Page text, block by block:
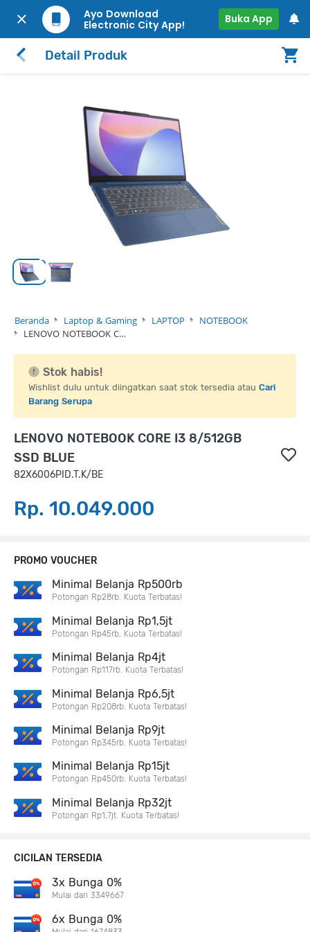
Ayo Download
Electronic City App!
Buka App
Detail Produk
Beranda Laptop & Gaming LAPTOP
NOTEBOOK
LENOVO NOTEBOOK C…
Stok habis!
Wishlist dulu untuk diingatkan saat stok tersedia atau Cari
Barang Serupa
LENOVO NOTEBOOK CORE I3 8/512GB
SSD BLUE
82X6006PID.T.K/BE
Rp. 10.049.000
PROMO VOUCHER
Minimal Belanja Rp500rb
Potongan Rp28rb. Kuota Terbatas!
Minimal Belanja Rp1,5jt
Potongan Rp45rb. Kuota Terbatas!
Minimal Belanja Rp4jt
Potongan Rp117rb. Kuota Terbatas!
Minimal Belanja Rp6,5jt
Potongan Rp208rb. Kuota Terbatas!
Minimal Belanja Rp9jt
Potongan Rp345rb. Kuota Terbatas!
Minimal Belanja Rp15jt
Potongan Rp450rb. Kuota Terbatas!
Minimal Belanja Rp32jt
Potongan Rp1,7jt. Kuota Terbatas!
CICILAN TERSEDIA
3x Bunga 0%
Mulai dari 3349667
6x Bunga 0%